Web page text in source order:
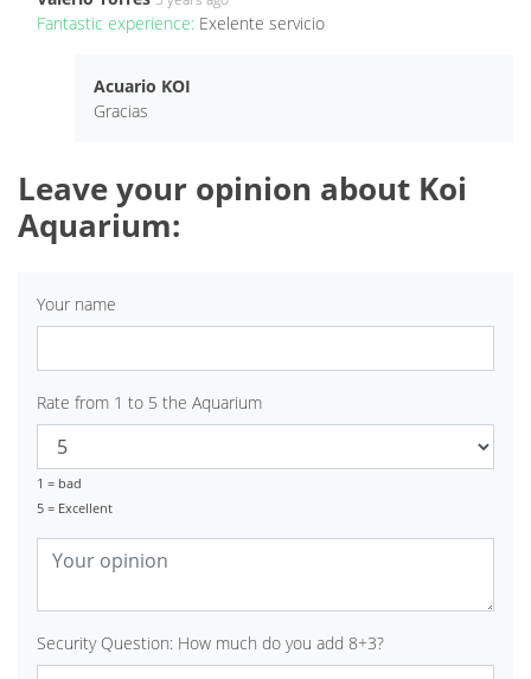
Fantastic experience: Exelente servicio
Acuario KOI
Gracias
Leave your opinion about Koi
Aquarium:
Your name
Rate from 1 to 5 the Aquarium
1 = bad
5 = Excellent
Security Question: How much do you add 8+3?